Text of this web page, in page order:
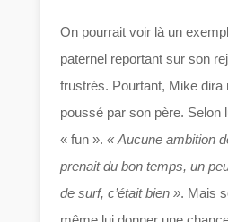
On pourrait voir là un
paternel reportant sur son
frustrés. Pourtant, Mike dira
poussé par son père. Selon
« fun ».« Aucune ambition
prenait du bon temps, un
de surf, c’était bien ». Mais